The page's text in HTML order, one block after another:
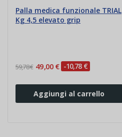
Palla medica funzionale TRIAL
Kg 4,5 elevato grip
59,78 € 49,00 € -10,78 €
Aggiungi al carrello